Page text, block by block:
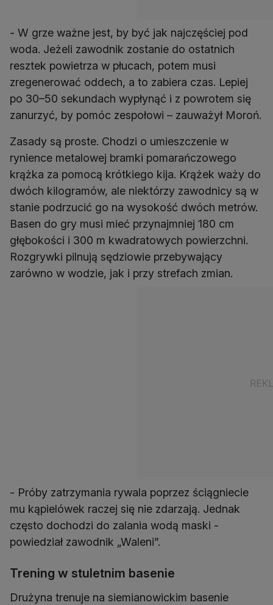
- W grze ważne jest, by być jak najczęściej pod
woda. Jeżeli zawodnik zostanie do ostatnich
resztek powietrza w płucach, potem musi
zregenerować oddech, a to zabiera czas. Lepiej
po 30–50 sekundach wypłynąć i z powrotem się
zanurzyć, by pomóc zespołowi – zauważył Moroń.
Zasady są proste. Chodzi o umieszczenie w
rynience metalowej bramki pomarańczowego
krążka za pomocą krótkiego kija. Krążek waży do
dwóch kilogramów, ale niektórzy zawodnicy są w
stanie podrzucić go na wysokość dwóch metrów.
Basen do gry musi mieć przynajmniej 180 cm
głębokości i 300 m kwadratowych powierzchni.
Rozgrywki pilnują sędziowie przebywający
zarówno w wodzie, jak i przy strefach zmian.
- Próby zatrzymania rywala poprzez ściągniecie
mu kąpielówek raczej się nie zdarzają. Jednak
często dochodzi do zalania wodą maski -
powiedział zawodnik „Waleni”.
Trening w stuletnim basenie
Drużyna trenuje na siemianowickim basenie